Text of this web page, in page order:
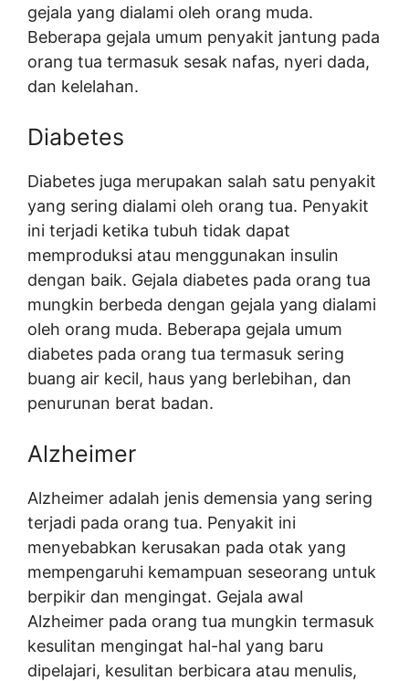
gejala yang dialami oleh orang muda.
Beberapa gejala umum penyakit jantung pada
orang tua termasuk sesak nafas, nyeri dada,
dan kelelahan.
Diabetes
Diabetes juga merupakan salah satu penyakit
yang sering dialami oleh orang tua. Penyakit
ini terjadi ketika tubuh tidak dapat
memproduksi atau menggunakan insulin
dengan baik. Gejala diabetes pada orang tua
mungkin berbeda dengan gejala yang dialami
oleh orang muda. Beberapa gejala umum
diabetes pada orang tua termasuk sering
buang air kecil, haus yang berlebihan, dan
penurunan berat badan.
Alzheimer
Alzheimer adalah jenis demensia yang sering
terjadi pada orang tua. Penyakit ini
menyebabkan kerusakan pada otak yang
mempengaruhi kemampuan seseorang untuk
berpikir dan mengingat. Gejala awal
Alzheimer pada orang tua mungkin termasuk
kesulitan mengingat hal-hal yang baru
dipelajari, kesulitan berbicara atau menulis,